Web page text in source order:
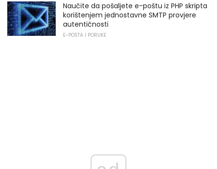
Naučite da pošaljete e-poštu iz PHP skripta
korištenjem jednostavne SMTP provjere
autentičnosti
E-POŠTA I PORUKE